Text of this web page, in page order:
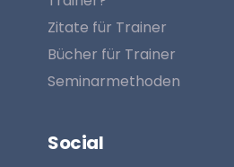
Zitate für Trainer
Bücher für Trainer
Seminarmethoden
Social